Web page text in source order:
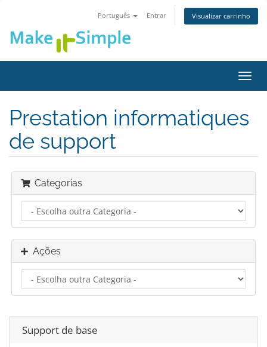
Português Entrar Visualizar carrinho
Prestation informatiques
de support
Categorias
Ações
Support de base